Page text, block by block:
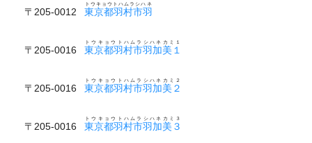
〒205-0012 東京都羽村市羽
トウキョウトハムラシハネ
〒205-0016 東京都羽村市羽加美１
トウキョウトハムラシハネカミ１
〒205-0016 東京都羽村市羽加美２
トウキョウトハムラシハネカミ２
〒205-0016 東京都羽村市羽加美３
トウキョウトハムラシハネカミ３